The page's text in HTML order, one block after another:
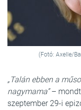
(Fotó: Axelle/
„Talán ebben a
nagymama”–
szeptember 29-i